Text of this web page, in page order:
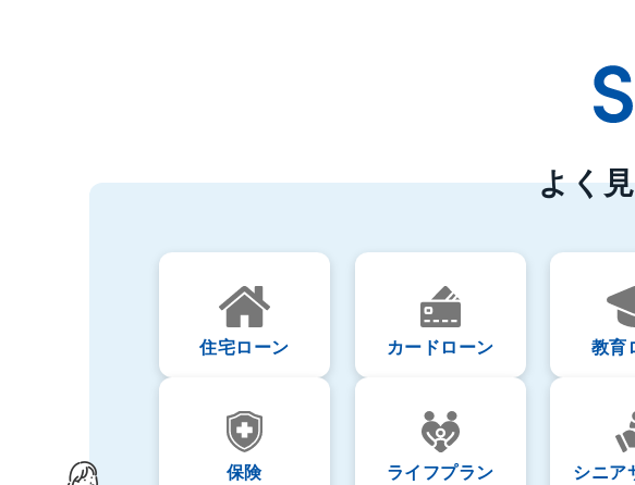
よく
住宅ローン カードローン 教育
保険 ライフプラン シニア